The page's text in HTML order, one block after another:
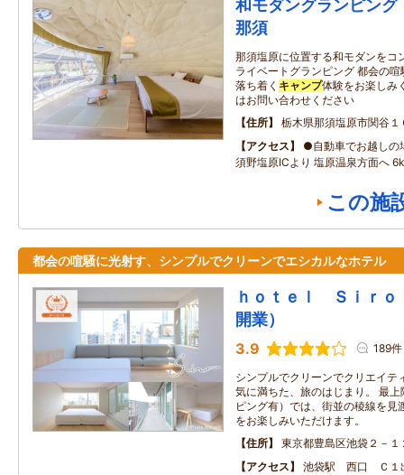
和モダングランピン
那須
那須塩原に位置する和モダンをコ
ライベートグランピング 都会の
落ち着く キャンプ体験をお楽しみ
はお問い合わせください
住所
栃木県那須塩原市関谷１
アクセス
●自動車でお越しの
須野塩原ICより 塩原温泉方面へ
この施
都会の喧騒に光射す、シンプルでクリーンでエシカルなホテル
ｈｏｔｅｌ Ｓｉｒｏ
開業）
3.9 189件
シンプルでクリーンでクリエイテ
気に満ちた、旅のはじまり。 最
ピング有）では、街並の稜線を見
をお楽しみいただけます。
住所
東京都豊島区池袋２－１
アクセス
池袋駅 西口 Ｃ１